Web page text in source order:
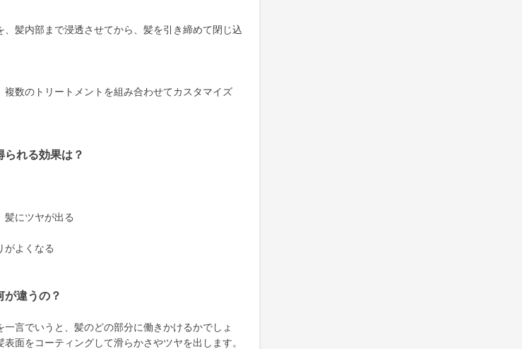
髪内部まで浸透させてから、髪を引き締めて閉じ込
数のトリートメントを組み合わせてカスタマイズ
れる効果は？
髪にツヤが出る
がよくなる
が違うの？
言でいうと、髪のどの部分に働きかけるかでしょ
面をコーティングして滑らかさやツヤを出します。